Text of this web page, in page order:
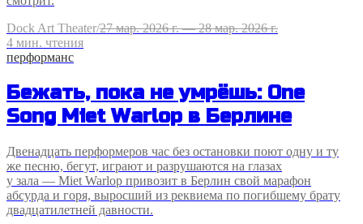
Dock Art Theater/27 мар. 2026 г. — 28 мар. 2026 г.
4 мин. чтения
перформанс
Бежать, пока не умрёшь: One
Song Miet Warlop в Берлине
Двенадцать перформеров час без остановки поют одну и ту
же песню, бегут, играют и разрушаются на глазах
у зала — Miet Warlop привозит в Берлин свой марафон
абсурда и горя, выросший из реквиема по погибшему брату
двадцатилетней давности.